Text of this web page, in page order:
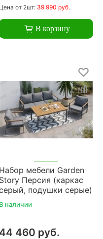
Цена от 2шт: 39 990 руб.
В корзину
Набор мебели Garden
Story Персия (каркас
подушки серые)
В наличии
44 460 руб.